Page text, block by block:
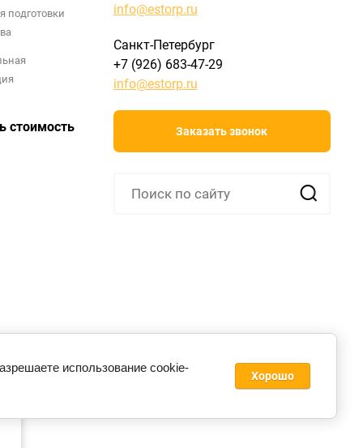
подготовки
стоимость
info@estorp.ru
Санкт-Петербург
+7 (926) 683-47-29
info@estorp.ru
Заказать звонок
использование cookie-
Хорошо